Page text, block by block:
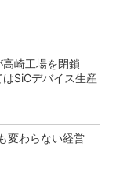
高崎工場を閉鎖
SiCデバイス生産
変わらない経営